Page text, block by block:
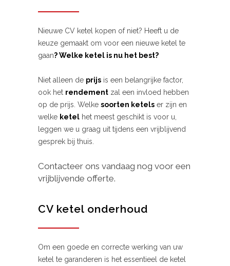
Nieuwe CV ketel kopen of niet? Heeft u de
keuze gemaakt om voor een nieuwe ketel te
gaan? Welke ketel is nu het best?
Niet alleen de prijs is een belangrijke factor,
ook het rendement zal een invloed hebben
op de prijs. Welke soorten ketels er zijn en
welke ketel het meest geschikt is voor u,
leggen we u graag uit tijdens een vrijblijvend
gesprek bij thuis.
Contacteer ons vandaag nog voor een
vrijblijvende offerte.
CV ketel onderhoud
Om een goede en correcte werking van uw
ketel te garanderen is het essentieel de ketel